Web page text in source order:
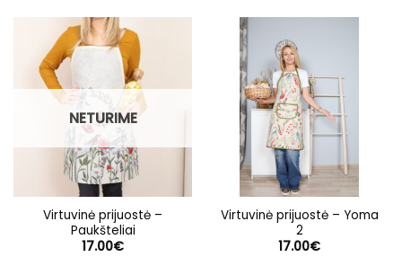
NETURIME
Virtuvinė prijuostė –
Paukšteliai
17.00€
Virtuvinė prijuostė – Yoma
2
17.00€